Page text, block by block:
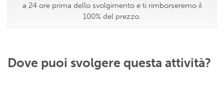
a 24 ore prima dello svolgimento e ti rimborseremo il
100% del prezzo.
Dove puoi svolgere questa attività?